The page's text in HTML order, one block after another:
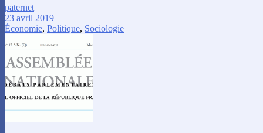
paternet
23 avril 2019
Économie, Politique, Sociologie